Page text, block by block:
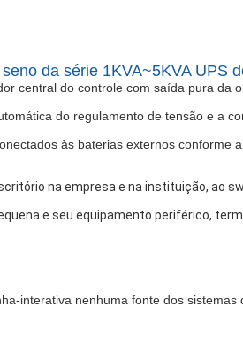
da série 1KVA~5KVA UPS
central do controle com saída pura da
do regulamento de tensão e a
às baterias externos conforme
na empresa e na instituição, ao
e seu equipamento periférico,
interativa nenhuma fonte dos